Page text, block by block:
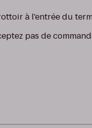
à l'entrée du
pas de